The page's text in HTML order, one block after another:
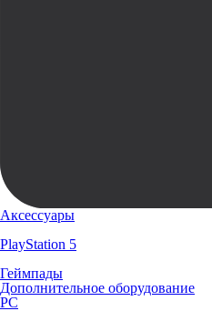
Аксессуары
PlayStation 5
Геймпады
Дополнительное оборудование
PC